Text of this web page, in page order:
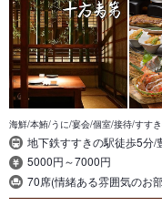
海鮮/本鮪/うに/宴会/個室/接待/すす
地下鉄すすきの駅徒歩5分/
5000円～7000円
70席(情緒ある雰囲気のお